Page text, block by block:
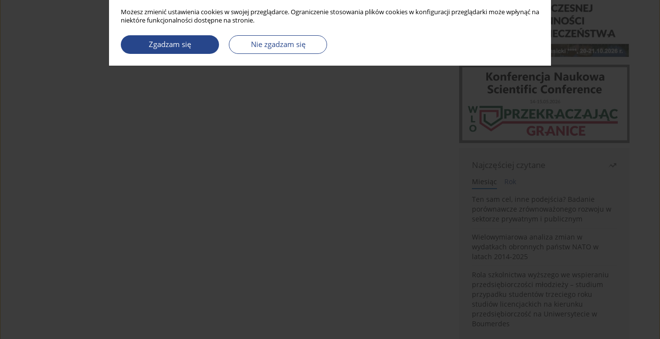
Możesz zmienić ustawienia cookies w swojej przeglądarce. Ograniczenie stosowania plików cookies w konfiguracji przeglądarki może wpłynąć na
niektóre funkcjonalności dostępne na stronie.
Zgadzam się Nie zgadzam się
Najczęściej czytane
Miesiąc
Rok
Ten sam cel, inne podejścia? Badanie
porównawcze zrównoważonego rozwoju w
sektorze prywatnym i publicznym
Wielowymiarowa analiza zmian w
wydatkach obronnych państw NATO w
latach 2014-2025
Rola szkolnictwa wyższego we wspieraniu
przedsiębiorczości młodzieży – studium
przypadku studentów trzeciego roku
studiów licencjackich na kierunku
przedsiębiorczość na Uniwersytecie w
Boumerdes